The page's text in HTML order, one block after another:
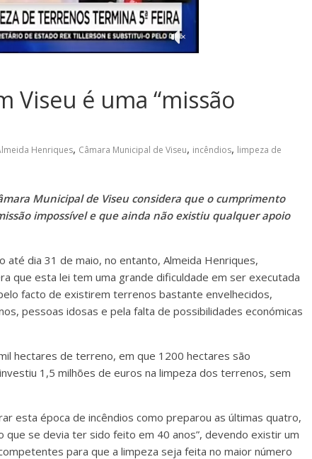
Viseu é uma “missão
Henriques, Câmara Municipal de Viseu, incêndios, limpeza de
Municipal de Viseu considera que o cumprimento
impossível e que ainda não existiu qualquer apoio
dia 31 de maio, no entanto, Almeida Henriques,
que esta lei tem uma grande dificuldade em ser executada
facto de existirem terrenos bastante envelhecidos,
pessoas idosas e pela falta de possibilidades económicas
hectares de terreno, em que 1200 hectares são
1,5 milhões de euros na limpeza dos terrenos, sem
esta época de incêndios como preparou as últimas quatro,
que se devia ter sido feito em 40 anos”, devendo existir um
para que a limpeza seja feita no maior número